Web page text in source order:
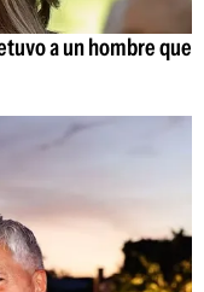
a un hombre que